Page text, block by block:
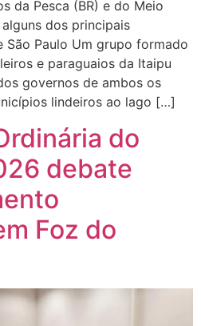
da Pesca (BR) e do Meio
dos principais
Paulo Um grupo formado
e paraguaios da Itaipu
governos de ambos os
lindeiros ao lago […]
do
debate
Foz do